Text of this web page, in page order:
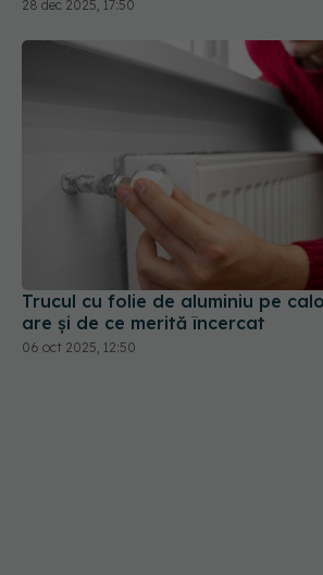
Trucul cu folie de aluminiu pe
are și de ce merită încercat